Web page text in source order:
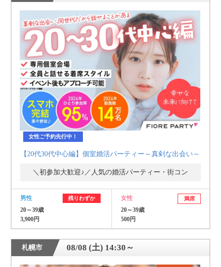
女性ご予約先行中！
【20代30代中心編】個室婚活パーティー～真剣な出会い～
＼初参加大歓迎♪／人気の婚活パーティー・街コン
男性 残りわずか
20～39歳
3,900円
女性 満席
20～39歳
500円
札幌市 08/08 (土) 14:30～